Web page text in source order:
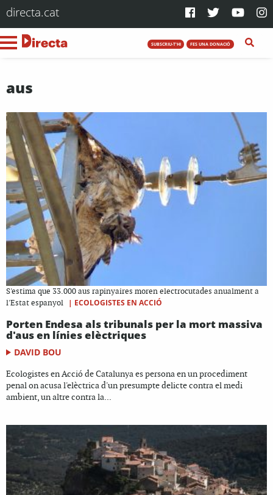
directa.cat
SUBSCRIU-T'HI FES UNA DONACIÓ
aus
S'estima que 33.000 aus rapinyaires moren electrocutades anualment a
l'Estat espanyol
| ECOLOGISTES EN ACCIÓ
Porten Endesa als tribunals per la mort massiva
d'aus en línies elèctriques
DAVID BOU
Ecologistes en Acció de Catalunya es persona en un procediment
penal on acusa l'elèctrica d'un presumpte delicte contra el medi
ambient, un altre contra la...